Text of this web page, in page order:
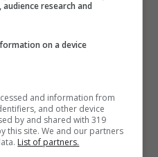
citazioni
di auguri
speciale.
che è dato per
memoria di me.
research and
on a device
and information from
and other device
by and shared with 319
this site. We and our partners
List of partners.